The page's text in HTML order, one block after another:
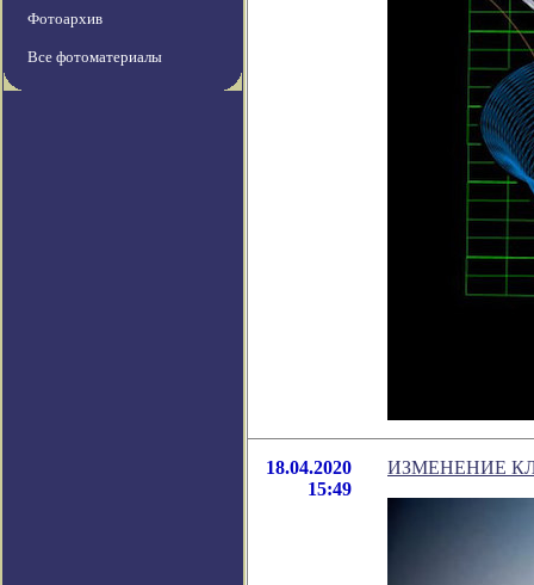
Фотоархив
Все фотоматериалы
18.04.2020
15:49
ИЗМЕНЕНИЕ